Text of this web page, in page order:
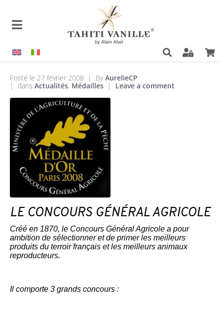
Posté le 27 février 2008 ByAurelieCP
dans Actualités, Médailles Leave a comment
LE CONCOURS GÉNÉRAL AGRICOLE
Créé en 1870, le Concours Général Agricole a pour
ambition de sélectionner et de primer les meilleurs
produits du terroir français et les meilleurs animaux
reproducteurs.
Il comporte 3 grands concours :